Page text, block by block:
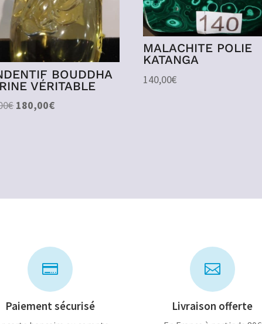
BOUDDHA
VÉRITABLE
€ Le
180,00€Le
MALACHITE POLIE
KATANGA
140,00€

Paiement sécurisé

Livraison offerte